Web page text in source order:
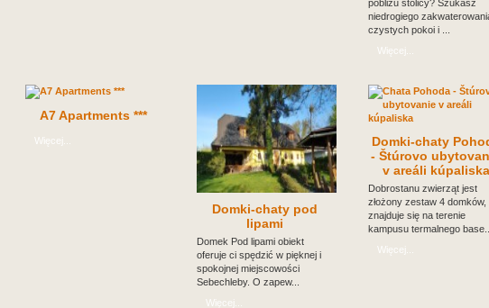
pobliżu stolicy? Szukasz
niedrogiego
czystych pokoi i ...
Więcej...
A7 Apartments ***
Więcej...
Domki-chaty pod
lipami
Domek Pod lipami obiekt
oferuje ci spędzić w pięknej i
spokojnej miejscowości
Sebechleby. O zapew...
Więcej...
Domki-chaty
- Štúrovo
v areáli kúpaliska
Dobrostanu zwierząt jest
złożony zestaw 4 domków,
znajduje się na terenie
kampusu termalnego base...
Więcej...